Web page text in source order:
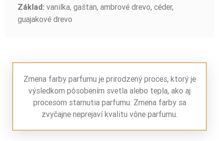
Základ: vanilka, gaštan, ambrové drevo, céder,
guajakové drevo
Zmena farby parfumu je prirodzený proces, ktorý je
výsledkom pôsobením svetla alebo tepla, ako aj
procesom starnutia parfumu. Zmena farby sa
zvyčajne neprejaví kvalitu vône parfumu.